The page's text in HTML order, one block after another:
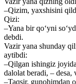
–Qizim, yaxshisini
Qizi:
–Yana bir qo‘yni
debdi.
Vazir yana shunday
aytibdi:
–Qilgan ishingiz
dalolat beradi, – desa,
–Taqsir, gunohimdan